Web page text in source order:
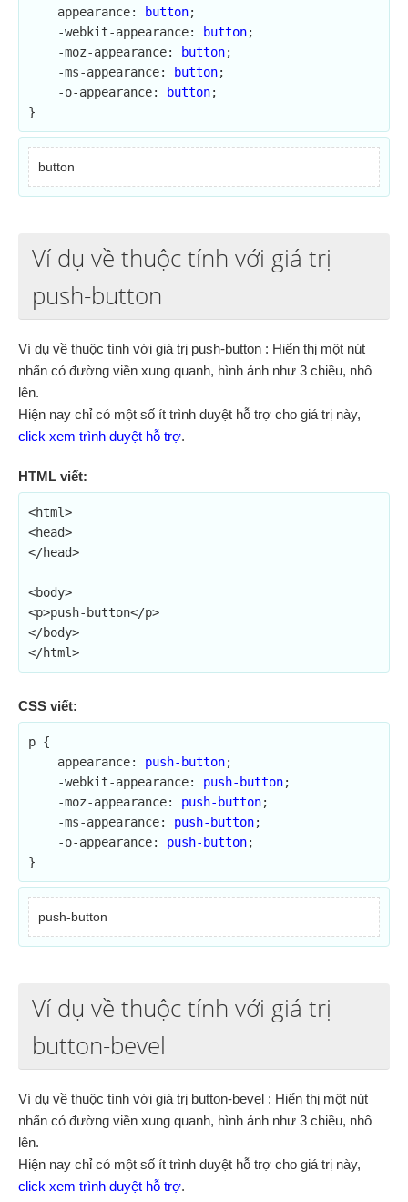
    appearance:
button;
    -webkit-appearance:
button;
    -moz-appearance:
button;
    -ms-appearance:
button;
    -o-appearance:
button;
}
button
Ví dụ về thuộc tính với giá trị
push-button
Ví dụ về thuộc tính với giá trị push-button : Hiển thị một nút
nhấn có đường viền xung quanh, hình ảnh như 3 chiều, nhô
lên.
Hiện nay chỉ có một số ít trình duyệt hỗ trợ cho giá trị này,
click xem trình duyệt hỗ trợ.
HTML viết:
<html>
<head>
</head>
<body>
<p>push-button</p>
</body>
</html>
CSS viết:
p {
    appearance:
push-button;
    -webkit-appearance:
push-button;
    -moz-appearance:
push-button;
    -ms-appearance:
push-button;
    -o-appearance:
push-button;
}
push-button
Ví dụ về thuộc tính với giá trị
button-bevel
Ví dụ về thuộc tính với giá trị button-bevel : Hiển thị một nút
nhấn có đường viền xung quanh, hình ảnh như 3 chiều, nhô
lên.
Hiện nay chỉ có một số ít trình duyệt hỗ trợ cho giá trị này,
click xem trình duyệt hỗ trợ.